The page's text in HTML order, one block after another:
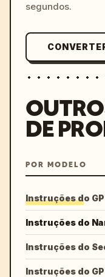
segundos.
DE
POR MODELO
Instruções do
Instruções do
Instruções do
Instruções do